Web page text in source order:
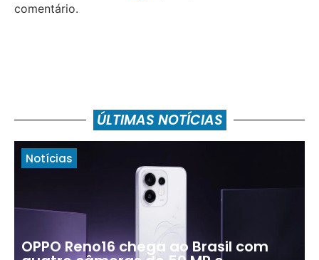
comentário.
ÚLTIMAS NOTÍCIAS
Notícias
OPPO Reno16 chega ao Brasil com